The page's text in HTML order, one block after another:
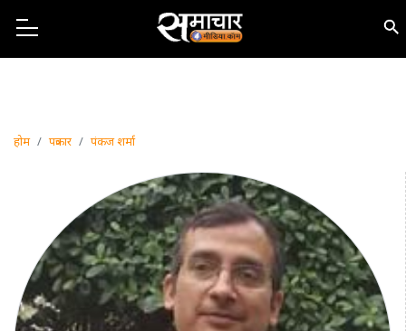
होम पत्रकार पंकज शर्मा